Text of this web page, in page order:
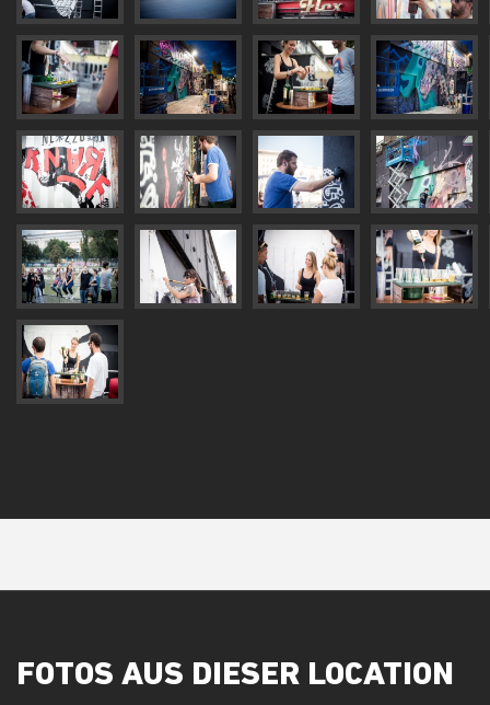
FOTOS AUS DIESER LOCATION